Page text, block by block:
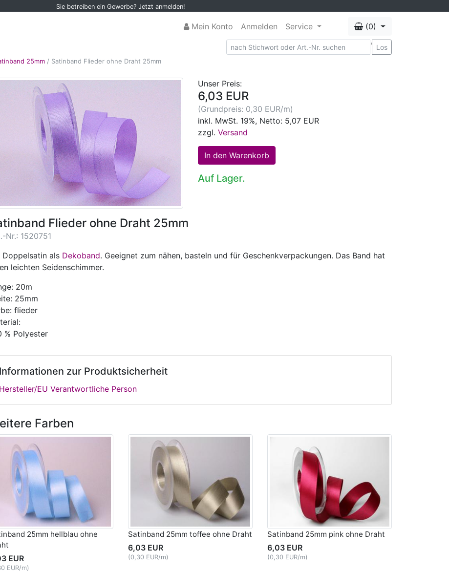
Sie betreiben ein Gewerbe? Jetzt anmelden!
Mein Konto Anmelden Service
(0)
' Los
25mm / Satinband Flieder ohne Draht 25mm
Unser Preis:
6,03 EUR
(Grundpreis: 0,30 EUR/m)
inkl. MwSt. 19%, Netto: 5,07 EUR
zzgl. Versand
Auf Lager.
Flieder ohne Draht 25mm
Nr.: 1520751
Doppelsatin als Dekoband. Geeignet zum nähen, basteln und für Geschenkverpackungen. Das Band hat
leichten Seidenschimmer.
20m
25mm
flieder
% Polyester
Informationen zur Produktsicherheit
Hersteller/EU Verantwortliche Person
Farben
25mm hellblau ohne
EUR
EUR/m)
Satinband 25mm toffee ohne Draht
6,03 EUR
(0,30 EUR/m)
Satinband 25mm pink ohne Draht
6,03 EUR
(0,30 EUR/m)